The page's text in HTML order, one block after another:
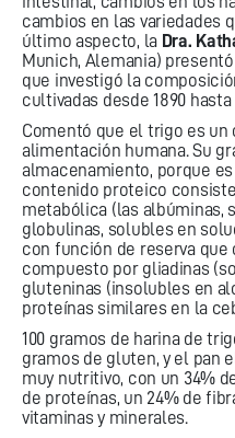
cambios en las variedades
último aspecto, la Dra.
Munich, Alemania)
que investigó la
cultivadas desde 1890 hasta
Comentó que el trigo es un
alimentación humana. Su
almacenamiento, porque
contenido proteico
metabólica (las albúminas,
globulinas, solubles en
con función de reserva
compuesto por gliadinas
gluteninas (insolubles en
proteínas similares en la
100 gramos de harina de
gramos de gluten, y el pan
muy nutritivo, con un 34%
de proteínas, un 24% de
vitaminas y minerales.